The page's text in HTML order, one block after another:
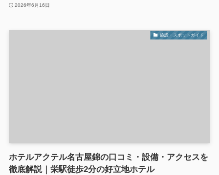
2026年6月16日
施設・スポットガイド
ホテルアクテル名古屋錦の口コミ・設備・アクセスを
徹底解説｜栄駅徒歩2分の好立地ホテル